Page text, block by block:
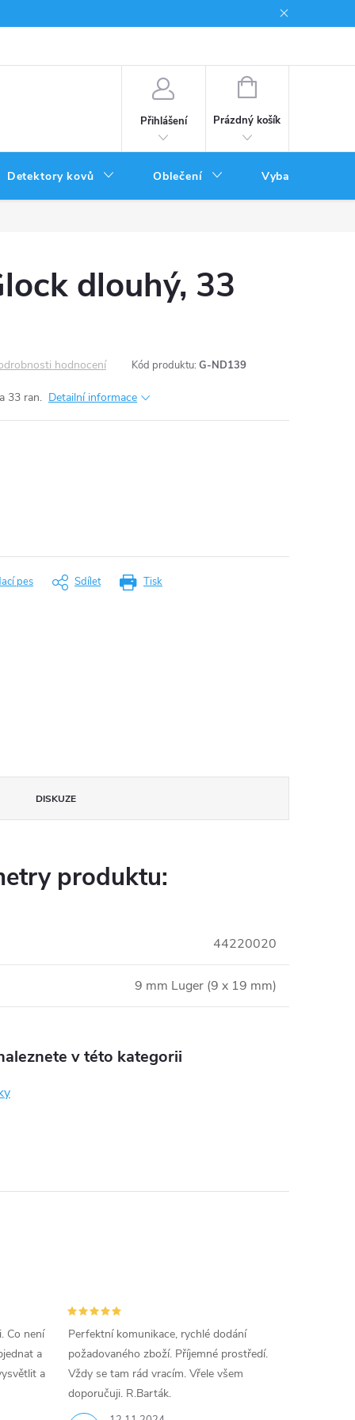
Přihlášení
NÁKUPNÍ
Prázdný košík
Detektory kovů Oblečení Vybavení
dlouhý, 33
hodnocení Kód produktu: G-ND139
33 ran. Detailní informace
Tisk
pes Sdílet
DISKUZE
produktu:
44220020
9 mm Luger (9 x 19 mm)
v této kategorii
Co není
a
a
Perfektní komunikace, rychlé dodání
požadovaného zboží. Příjemné prostředí.
Vždy se tam rád vracím. Vřele všem
doporučuji. R.Barták.